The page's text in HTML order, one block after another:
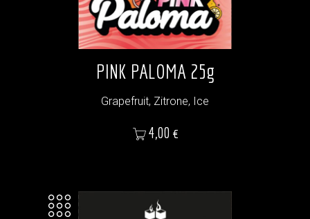
PINK PALOMA 25g
Grapefruit, Zitrone, Ice
Preis
4,00 €